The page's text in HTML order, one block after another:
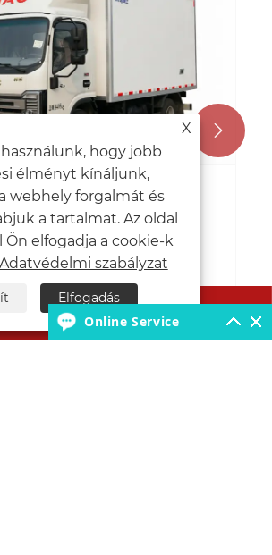
a hűtött teherautó a
érzékeny rakományt


X
hogy jobb
élményt kínáljunk,
webhely forgalmát és
a tartalmat. Az oldal
Ön elfogadja a cookie-k
Adatvédelmi szabályzat
Elfogadás
Online Service